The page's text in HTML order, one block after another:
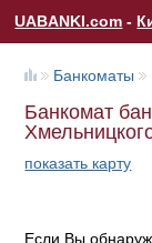
UABANKI.com -
Банкоматы
Банкомат
показать карту
Если Вы